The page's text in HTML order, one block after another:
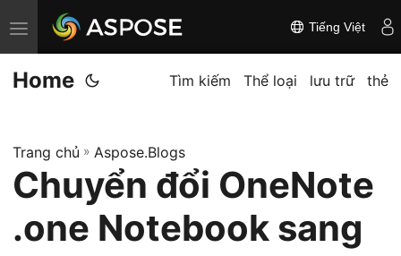
C
h
u
n
đ
i
Tiếng Việt
Home Tìm kiếm Thể loại lưu trữ thẻ
Trang chủ » Aspose.Blogs
Chuyển đổi OneNote
.one Notebook sang